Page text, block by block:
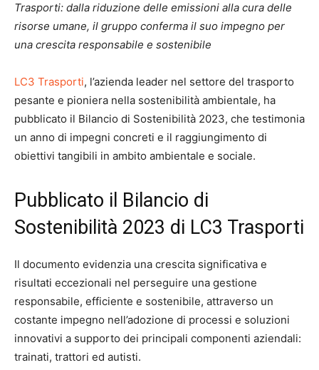
Trasporti: dalla riduzione delle emissioni alla cura delle
risorse umane, il gruppo conferma il suo impegno per
una crescita responsabile e sostenibile
LC3 Trasporti, l’azienda leader nel settore del trasporto
pesante e pioniera nella sostenibilità ambientale, ha
pubblicato il Bilancio di Sostenibilità 2023, che testimonia
un anno di impegni concreti e il raggiungimento di
obiettivi tangibili in ambito ambientale e sociale.
Pubblicato il Bilancio di
Sostenibilità 2023 di LC3 Trasporti
Il documento evidenzia una crescita significativa e
risultati eccezionali nel perseguire una gestione
responsabile, efficiente e sostenibile, attraverso un
costante impegno nell’adozione di processi e soluzioni
innovativi a supporto dei principali componenti aziendali:
trainati, trattori ed autisti.